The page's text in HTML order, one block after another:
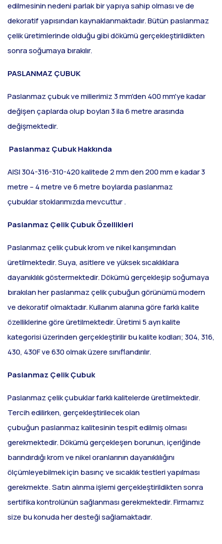
edilmesinin nedeni parlak bir yapıya sahip olması ve de
dekoratif yapısından kaynaklanmaktadır. Bütün paslanmaz
çelik üretimlerinde olduğu gibi dökümü gerçekleştirildikten
sonra soğumaya bırakılır.
PASLANMAZ ÇUBUK
Paslanmaz çubuk ve millerimiz 3 mm'den 400 mm'ye kadar
değişen çaplarda olup boyları 3 ila 6 metre arasında
değişmektedir.
Paslanmaz Çubuk Hakkında
AISI 304-316-310-420 kalitede 2 mm den 200 mm e kadar 3
metre – 4 metre ve 6 metre boylarda paslanmaz
çubuklar stoklarımızda mevcuttur .
Paslanmaz Çelik Çubuk Özellikleri
Paslanmaz çelik çubuk krom ve nikel karışımından
üretilmektedir. Suya, asitlere ve yüksek sıcaklıklara
dayanıklılık göstermektedir. Dökümü gerçekleşip soğumaya
bırakılan her paslanmaz çelik çubuğun görünümü modern
ve dekoratif olmaktadır. Kullanım alanına göre farklı kalite
özelliklerine göre üretilmektedir. Üretimi 5 ayrı kalite
kategorisi üzerinden gerçekleştirilir bu kalite kodları; 304, 316,
430, 430F ve 630 olmak üzere sınıflandırılır.
Paslanmaz Çelik Çubuk
Paslanmaz çelik çubuklar farklı kalitelerde üretilmektedir.
Tercih edilirken, gerçekleştirilecek olan
çubuğun paslanmaz kalitesinin tespit edilmiş olması
gerekmektedir. Dökümü gerçekleşen borunun, içeriğinde
barındırdığı krom ve nikel oranlarının dayanıklılığını
ölçümleyebilmek için basınç ve sıcaklık testleri yapılması
gerekmekte. Satın alınma işlemi gerçekleştirildikten sonra
sertifika kontrolünün sağlanması gerekmektedir. Firmamız
size bu konuda her desteği sağlamaktadır.